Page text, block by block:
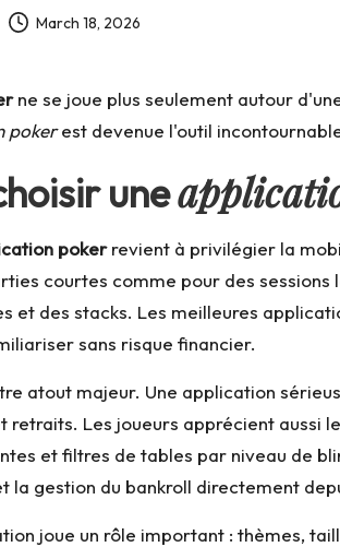
March 18, 2026
ne se joue plus seulement autour
pokerest devenue l'outil
une
pokerrevient à privilégier la
courtes comme pour des
et des stacks. Les meilleures
sans risque financier.
atout majeur. Une application
retraits. Les joueurs apprécient aussi
et filtres de tables par niveau de
la gestion du bankroll directement
joue un rôle important : thèmes,